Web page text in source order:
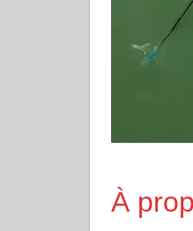
À